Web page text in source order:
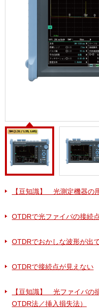
【豆知識】 光測定機器の
OTDRで光ファイバの接続
OTDRでおかしな波形が出
OTDRで接続点が見えない
【豆知識】 光ファイバの
OTDR法／挿入損失法）